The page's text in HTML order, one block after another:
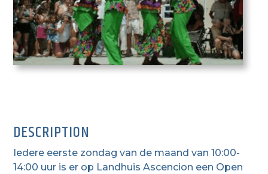
DESCRIPTION
Iedere eerste zondag van de maand van 10:00-
14:00 uur is er op Landhuis Ascencion een Open